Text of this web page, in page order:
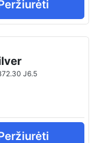
J6.5